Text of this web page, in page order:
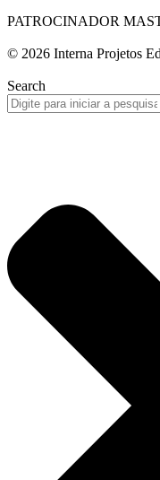
PATROCINADOR
© 2026 Interna Projetos
Search